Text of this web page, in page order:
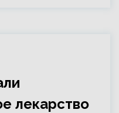
лекарство